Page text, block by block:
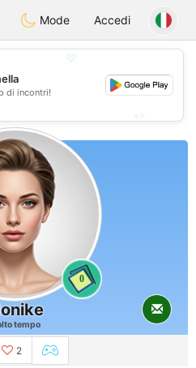
ahebikMode Accedi
di incontri!
0
tempo
2